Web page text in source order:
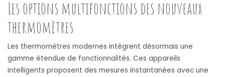
Les options multifonctions des nouveaux
thermomètres
Les thermomètres modernes intègrent désormais une
gamme étendue de fonctionnalités. Ces appareils
intelligents proposent des mesures instantanées avec une